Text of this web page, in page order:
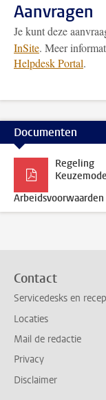
Aanvragen
Je kunt deze
InSite. Meer
Helpdesk Portal.
Documenten
Regeling
Arbeidsvoorwaarden
Contact
Servicedesks en
Locaties
Mail de redactie
Privacy
Disclaimer